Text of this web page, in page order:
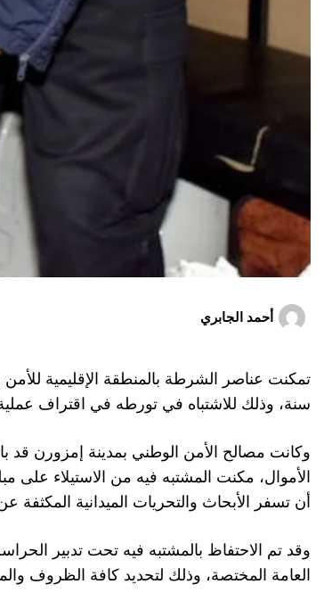
أحمد الجابري
سنة، وذلك للاشتباه في تورطه في اقتراف
وكانت مصالح الأمن الوطني بمدينة إمزورن
الأموال، مكنت المشتبه فيه من الاستيلاء على
أن تسفر الأبحاث والتحريات الميدانية
وقد تم الاحتفاظ بالمشتبه فيه تحت تدبير
العامة المختصة، وذلك لتحديد كافة الظروف